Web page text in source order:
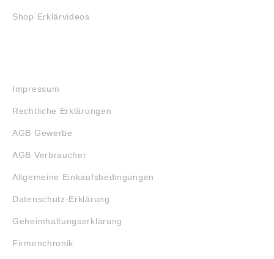
Shop Erklärvideos
Impressum
Rechtliche Erklärungen
AGB Gewerbe
AGB Verbraucher
Allgemeine Einkaufsbedingungen
Datenschutz-Erklärung
Geheimhaltungserklärung
Firmenchronik